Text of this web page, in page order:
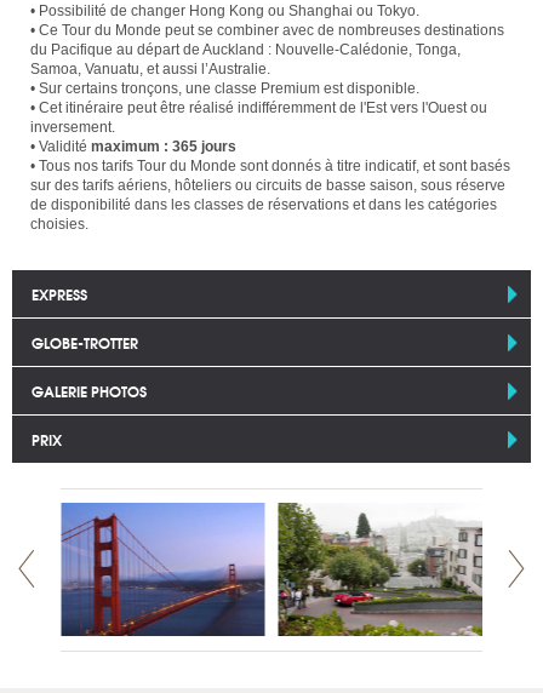
• Possibilité de changer Hong Kong ou Shanghai ou Tokyo.
• Ce Tour du Monde peut se combiner avec de nombreuses destinations
du Pacifique au départ de Auckland : Nouvelle-Calédonie, Tonga,
Samoa, Vanuatu, et aussi l’Australie.
• Sur certains tronçons, une classe Premium est disponible.
• Cet itinéraire peut être réalisé indifféremment de l'Est vers l'Ouest ou
inversement.
• Validité maximum : 365 jours
• Tous nos tarifs Tour du Monde sont donnés à titre indicatif, et sont basés
sur des tarifs aériens, hôteliers ou circuits de basse saison, sous réserve
de disponibilité dans les classes de réservations et dans les catégories
choisies.
EXPRESS
GLOBE-TROTTER
GALERIE PHOTOS
PRIX